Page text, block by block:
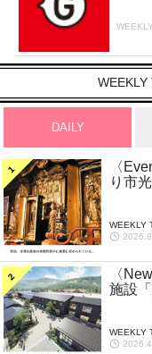
DAILY
〈
り市
WEEKLY
〈
施設
WEEKLY